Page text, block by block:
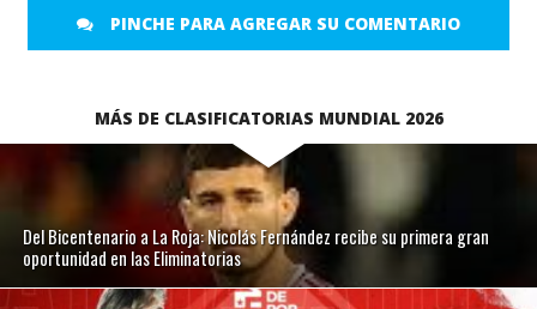
PINCHE PARA AGREGAR SU COMENTARIO
MÁS DE CLASIFICATORIAS MUNDIAL 2026
Del Bicentenario a La Roja: Nicolás Fernández recibe su primera gran
oportunidad en las Eliminatorias